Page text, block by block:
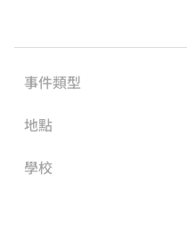
事件類型
地點
學校